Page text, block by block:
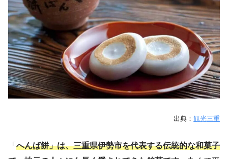
出典： 観光三重
「 へんば餅」は、三重県伊勢市を代表する伝統的な和菓子